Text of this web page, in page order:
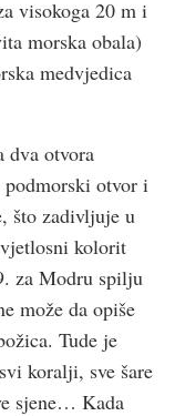
visokoga 20 m i
morska obala)
medvjedica
dva otvora
podmorski otvor i
što zadivljuje u
kolorit
za Modru spilju
može da opiše
Tude je
koralji, sve šare
sjene… Kada